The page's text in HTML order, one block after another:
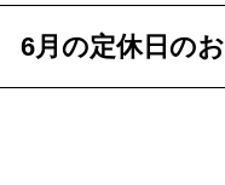
6月の定休日の